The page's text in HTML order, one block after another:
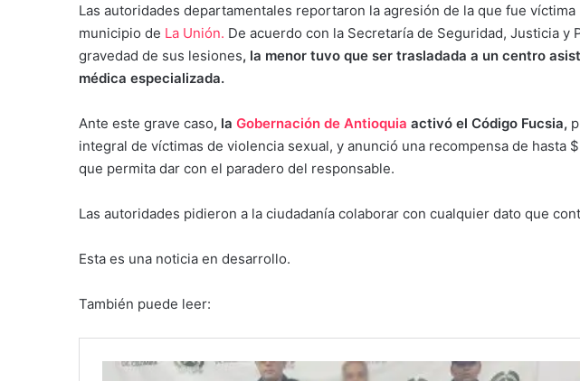
Las autoridades departamentales reportaron la agresión de la que fue víctima
municipio de La Unión. De acuerdo con la Secretaría de Seguridad, Justicia y
gravedad de sus lesiones, la menor tuvo que ser trasladada a un centro
médica especializada.
Ante este grave caso, la Gobernación de Antioquia activó el Código Fucsia,
integral de víctimas de violencia sexual, y anunció una recompensa de hasta
que permita dar con el paradero del responsable.
Las autoridades pidieron a la ciudadanía colaborar con cualquier dato que
Esta es una noticia en desarrollo.
También puede leer: